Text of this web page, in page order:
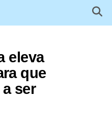
eleva
que
ser